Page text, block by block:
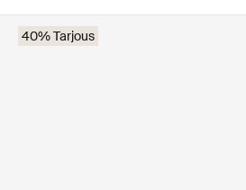
40% Tarjous